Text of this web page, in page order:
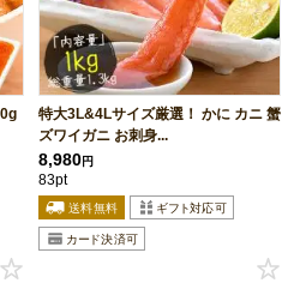
特大3L&4Lサイズ厳選！ かに カニ 蟹
ズワイガニ お刺身...
8,980円
83pt